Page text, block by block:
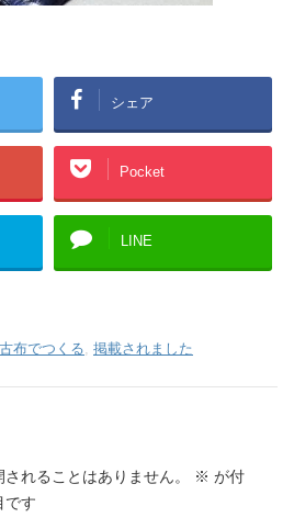
シェア
Pocket
LINE
古布でつくる 掲載されました
れることはありません。 ※ が付
です